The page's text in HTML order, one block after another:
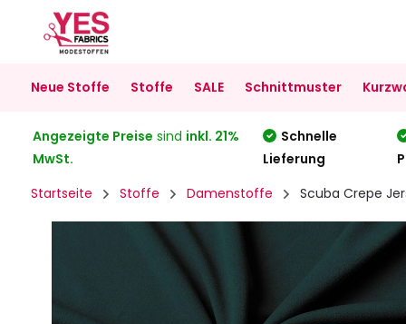
Neue Stoffe Stoffe SALE Schnittmuster
Angezeigte Preise sind inkl. 21%
MwSt.
Schnelle
Lieferung
Startseite Stoffe Damenstoffe Scuba Crepe